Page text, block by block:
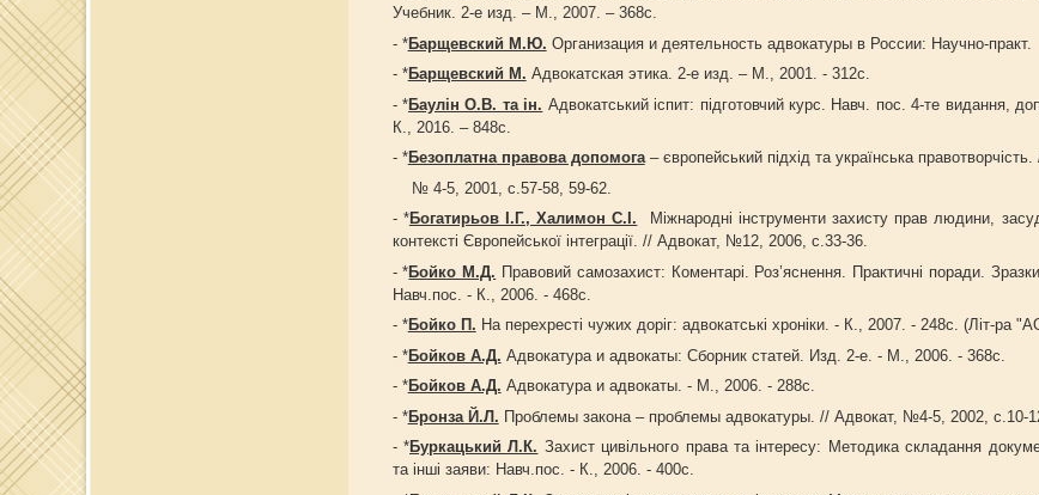
Учебник. 2-е изд. – М., 2007. – 368с.
- *Барщевский М.Ю. Организация и деятельность адвокатуры в России: Научно-
- *Барщевский М. Адвокатская этика. 2-е изд. – М., 2001. - 312с.
- *Баулін О.В. та ін. Адвокатський іспит: підготовчий курс. Навч. пос. 4-те видання,
К., 2016. – 848с.
- *Безоплатнаправова допомога– європейський підхід та українська
№ 4-5, 2001, с.57-58, 59-62.
- *Богатирьов І.Г., Халимон С.І. Міжнародні інструменти захисту прав людини,
контексті Європейської інтеграції. // Адвокат, №12, 2006, с.33-36.
- *Бойко М.Д. Правовий самозахист: Коментарі. Роз’яснення. Практичні поради.
Навч.пос. - К., 2006. - 468с.
- *Бойко П. На перехресті чужих доріг: адвокатські хроніки. - К., 2007. - 248с. (Літ-ра
- *Бойков А.Д. Адвокатура и адвокаты: Сборник статей. Изд. 2-е. - М., 2006. - 368с.
- *Бойков А.Д. Адвокатура и адвокаты. - М., 2006. - 288с.
- *Бронза Й.Л. Проблемы закона – проблемы адвокатуры. // Адвокат, №4-5, 2002, с.10-
- *Буркацький Л.К. Захист цивільного права та інтересу: Методика складання
та інші заяви: Навч.пос. - К., 2006. - 400с.